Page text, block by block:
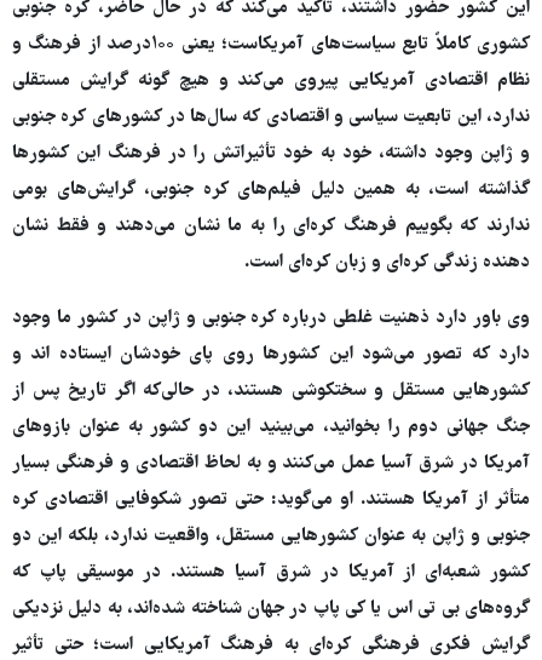
این کشور حضور داشتند، تأکید می‌کند که در حال حاضر، کره جنوبی
کشوری کاملاً تابع سیاست‌های آمریکاست؛ یعنی ۱۰۰درصد از فرهنگ و
نظام اقتصادی آمریکایی پیروی می‌کند و هیچ گونه گرایش مستقلی
ندارد، این تابعیت سیاسی و اقتصادی که سال‌ها در کشورهای کره جنوبی
و ژاپن وجود داشته، خود به خود تأثیراتش را در فرهنگ این کشورها
گذاشته است، به همین دلیل فیلم‌های کره جنوبی، گرایش‌های بومی
ندارند که بگوییم فرهنگ کره‌ای را به ما نشان می‌دهند و فقط نشان
دهنده زندگی کره‌ای و زبان کره‌ای است.
وی باور دارد ذهنیت غلطی درباره کره جنوبی و ژاپن در کشور ما وجود
دارد که تصور می‌شود این کشورها روی پای خودشان ایستاده اند و
کشورهایی مستقل و سختکوشی هستند، در حالی‌که اگر تاریخ پس از
جنگ جهانی دوم را بخوانید، می‌بینید این دو کشور به عنوان بازوهای
آمریکا در شرق آسیا عمل می‌کنند و به لحاظ اقتصادی و فرهنگی بسیار
متأثر از آمریکا هستند. او می‌گوید: حتی تصور شکوفایی اقتصادی کره
جنوبی و ژاپن به عنوان کشورهایی مستقل، واقعیت ندارد، بلکه این دو
کشور شعبه‌ای از آمریکا در شرق آسیا هستند. در موسیقی پاپ که
گروه‌های بی تی اس یا کی پاپ در جهان شناخته شده‌اند، به دلیل نزدیکی
گرایش فکری فرهنگی کره‌ای به فرهنگ آمریکایی است؛ حتی تأثیر